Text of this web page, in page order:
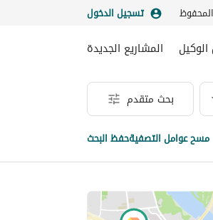
تسجيل الدخول
المشاريع الجديدة
بحث متقدم
مسح عوامل التصفيةحفظ البحث